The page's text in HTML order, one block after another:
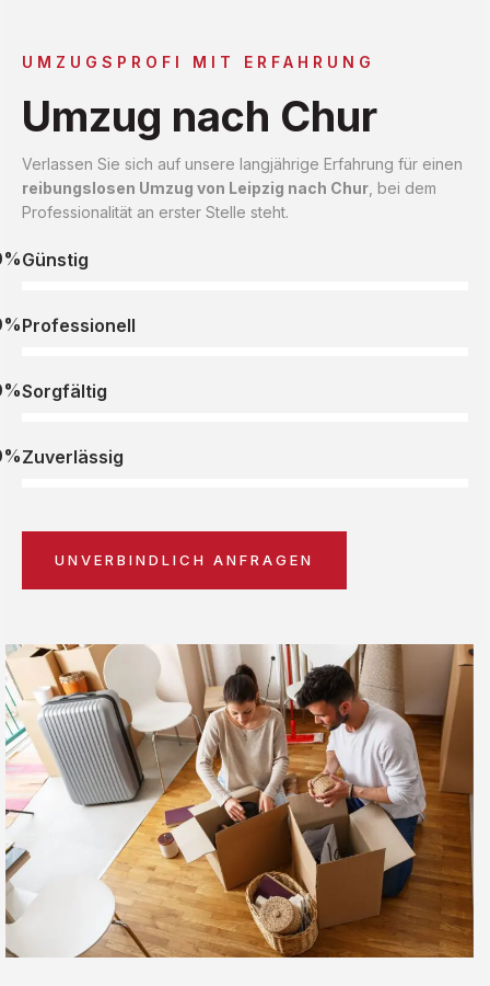
UMZUGSPROFI MIT ERFAHRUNG
Umzug nach Chur
Verlassen Sie sich auf unsere langjährige Erfahrung für einen
reibungslosen Umzug von Leipzig nach Chur , bei dem
Professionalität an erster Stelle steht.
Günstig
Professionell
Sorgfältig
Zuverlässig
UNVERBINDLICH ANFRAGEN